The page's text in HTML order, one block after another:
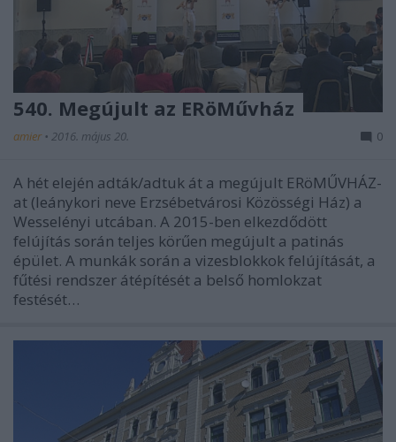
540. Megújult az ERöMűvház
amier • 2016. május 20. 0
A hét elején adták/adtuk át a megújult ERöMŰVHÁZ-
at (leánykori neve Erzsébetvárosi Közösségi Ház) a
Wesselényi utcában. A 2015-ben elkezdődött
felújítás során teljes körűen megújult a patinás
épület. A munkák során a vizesblokkok felújítását, a
fűtési rendszer átépítését a belső homlokzat
festését…